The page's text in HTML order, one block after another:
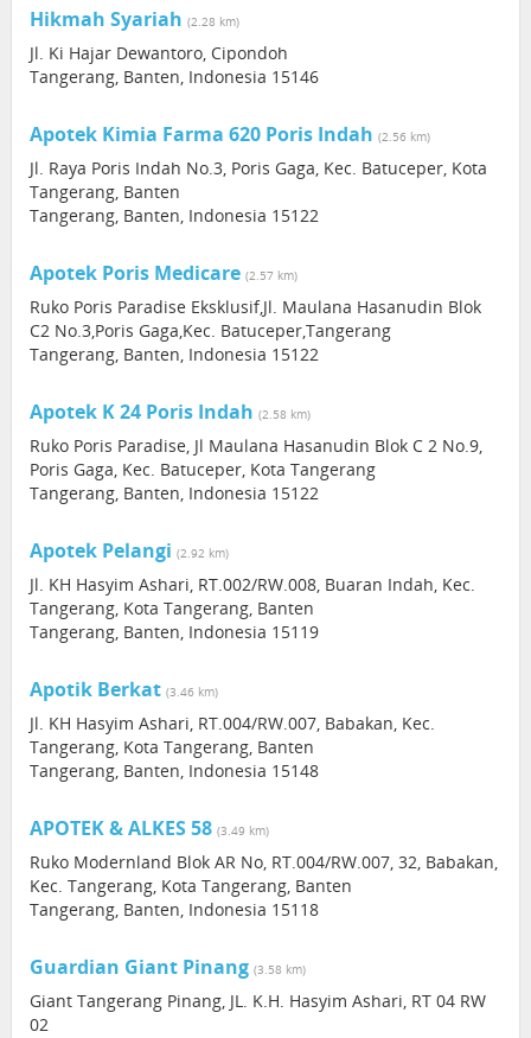
Hikmah Syariah (2.28 km)
Jl. Ki Hajar Dewantoro, Cipondoh
Tangerang, Banten, Indonesia 15146
Apotek Kimia Farma 620 Poris Indah (2.56 km)
Jl. Raya Poris Indah No.3, Poris Gaga, Kec. Batuceper, Kota
Tangerang, Banten
Tangerang, Banten, Indonesia 15122
Apotek Poris Medicare (2.57 km)
Ruko Poris Paradise Eksklusif,Jl. Maulana Hasanudin Blok
C2 No.3,Poris Gaga,Kec. Batuceper,Tangerang
Tangerang, Banten, Indonesia 15122
Apotek K 24 Poris Indah (2.58 km)
Ruko Poris Paradise, Jl Maulana Hasanudin Blok C 2 No.9,
Poris Gaga, Kec. Batuceper, Kota Tangerang
Tangerang, Banten, Indonesia 15122
Apotek Pelangi (2.92 km)
Jl. KH Hasyim Ashari, RT.002/RW.008, Buaran Indah, Kec.
Tangerang, Kota Tangerang, Banten
Tangerang, Banten, Indonesia 15119
Apotik Berkat (3.46 km)
Jl. KH Hasyim Ashari, RT.004/RW.007, Babakan, Kec.
Tangerang, Kota Tangerang, Banten
Tangerang, Banten, Indonesia 15148
APOTEK & ALKES 58 (3.49 km)
Ruko Modernland Blok AR No, RT.004/RW.007, 32, Babakan,
Kec. Tangerang, Kota Tangerang, Banten
Tangerang, Banten, Indonesia 15118
Guardian Giant Pinang (3.58 km)
Giant Tangerang Pinang, JL. K.H. Hasyim Ashari, RT 04 RW
02